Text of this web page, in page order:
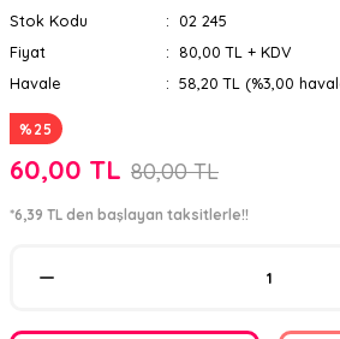
Stok Kodu
02 245
Fiyat
80,00 TL + KDV
Havale
58,20 TL (%3,00
%25
60,00 TL 80,00 TL
*6,39 TL den başlayan taksitlerle!!